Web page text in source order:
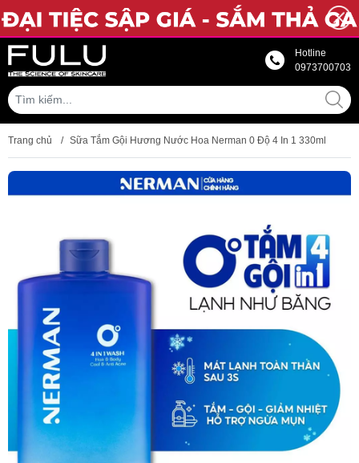
Hotline
0973700703
Trang chủ / Sữa Tắm Gội Hương Nước Hoa Nerman 0 Độ 4 In 1 330ml